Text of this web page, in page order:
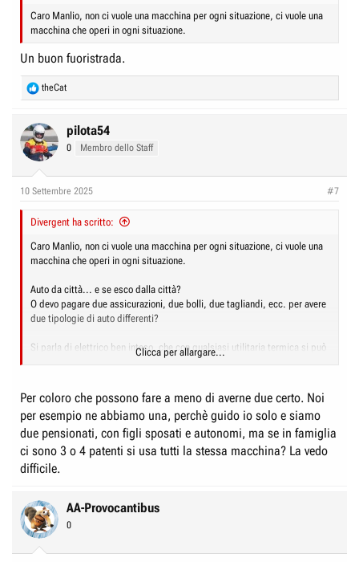
Caro Manlio, non ci vuole una macchina per ogni situazione, ci vuole una
macchina che operi in ogni situazione.
Un buon fuoristrada.
R
e
c
t
i
s
theCat
pilota54
0 Membro dello Staff
10 Settembre 2025 #7
Divergent ha scritto:
Caro Manlio, non ci vuole una macchina per ogni situazione, ci vuole una
macchina che operi in ogni situazione.
Auto da città... e se esco dalla città?
O devo pagare due assicurazioni, due bolli, due tagliandi, ecc. per avere
due tipologie di auto differenti?
Si parla di elettrico ben inteso, che con qualsiasi utilitaria termica si può
Clicca per allargare...
Per coloro che possono fare a meno di averne due certo. Noi
per esempio ne abbiamo una, perchè guido io solo e siamo
due pensionati, con figli sposati e autonomi, ma se in famiglia
ci sono 3 o 4 patenti si usa tutti la stessa macchina? La vedo
difficile.
AA-Provocantibus
0